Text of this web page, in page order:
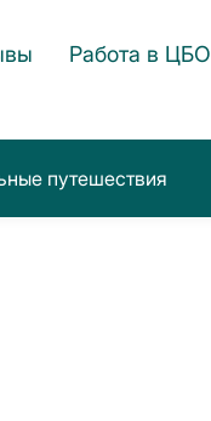
Работа в ЦБО
путешествия